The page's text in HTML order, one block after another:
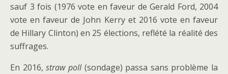
sauf 3 fois (1976 vote en faveur de Gerald Ford, 2004
vote en faveur de John Kerry et 2016 vote en faveur
de Hillary Clinton) en 25 élections, reflété la réalité des
suffrages.
En 2016,straw poll(sondage) passa sans problème la